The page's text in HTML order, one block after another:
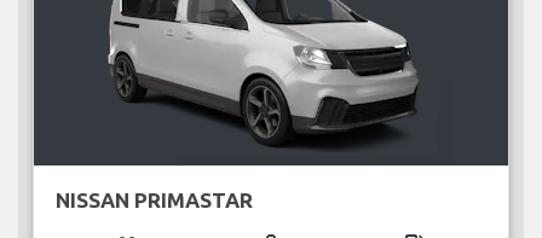
NISSAN PRIMASTAR